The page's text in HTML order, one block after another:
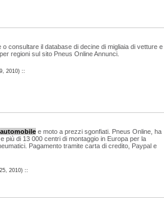
consultare il database di decine di migliaia di vetture e
regioni sul sito Pneus Online Annunci.
2010) ::
automobile e moto a prezzi sgonfiati. Pneus Online, ha
più di 13 000 centri di montaggio in Europa per la
Pagamento tramite carta di credito, Paypal e
2010) ::